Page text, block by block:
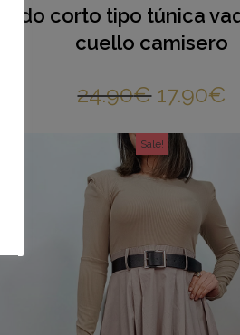
corto tipo túnica
cuello camisero
24.90€ 17.90€
Sale!